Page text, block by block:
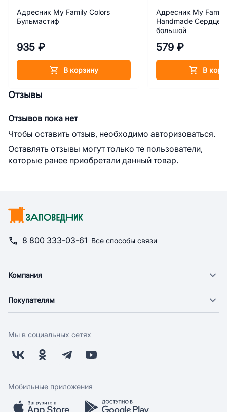
Адресник My Family Colors
Бульмастиф
935 ₽
В корзину
Адресник My
Handmade Сердце
большой
579 ₽
В
Отзывы
Отзывов пока нет
Чтобы оставить отзыв, необходимо авторизоваться.
Оставлять отзывы могут только те пользователи,
которые ранее приобретали данный товар.
8 800 333-03-61 Все способы связи
Компания
Новости
Поставщикам
Заводчикам
Обратная связь
Покупателям
Оплата
Бонусная программа
Скидки и акции
Мобильное приложение
Мы в социальных сетях
Мобильные приложения